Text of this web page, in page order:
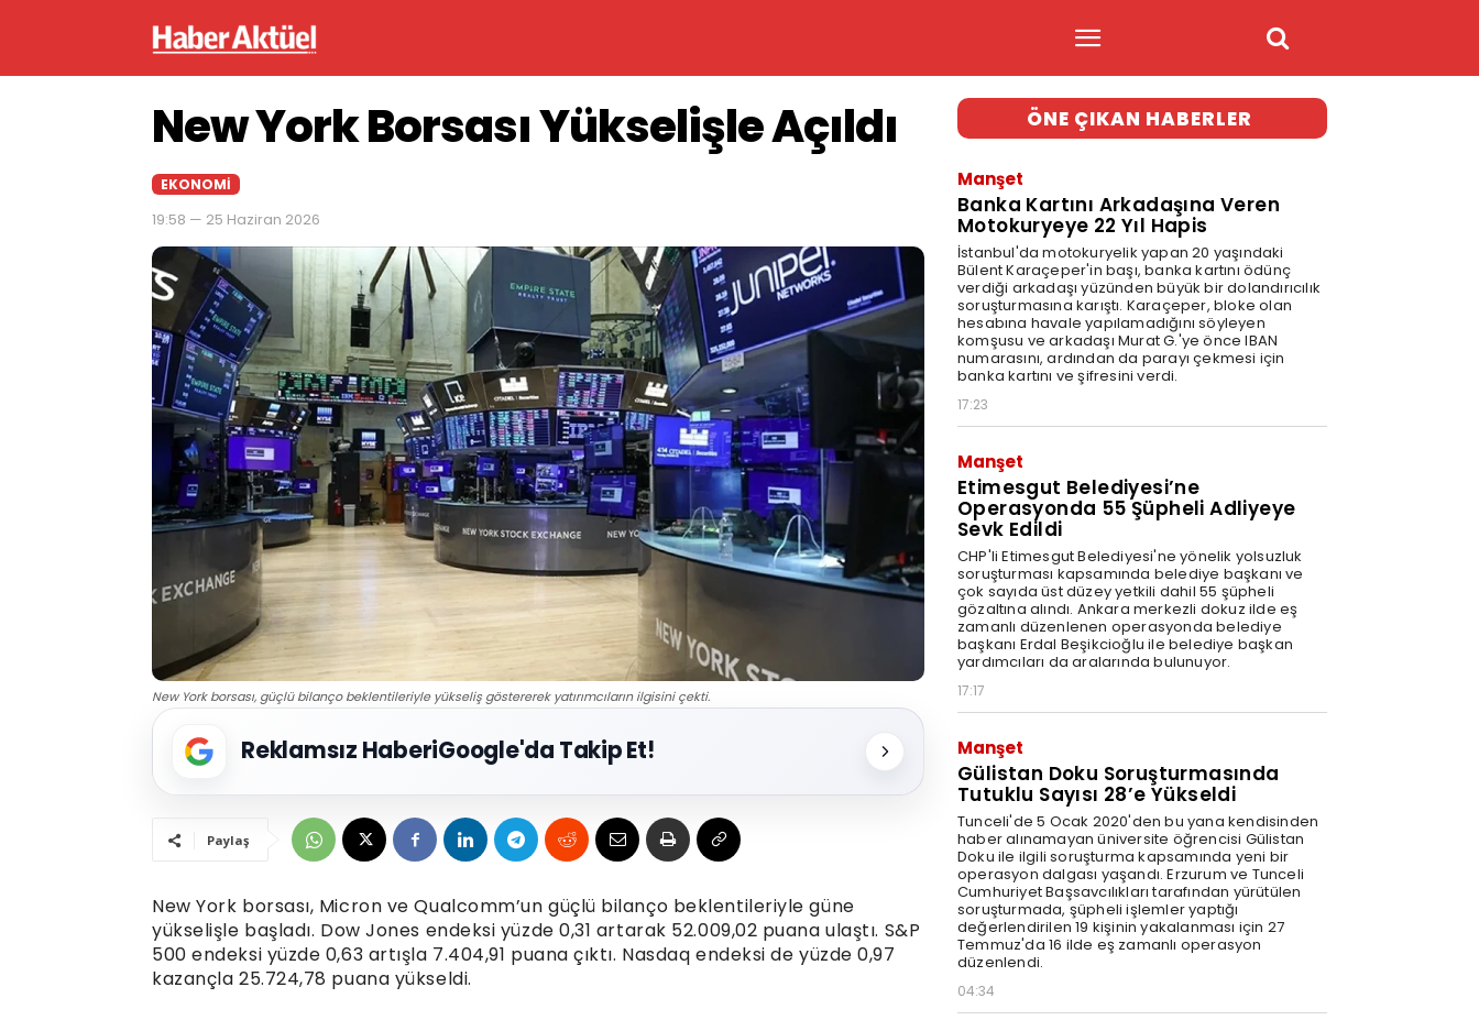
New York Borsası Yükselişle Açıldı
EKONOMI
19:58 — 25 Haziran 2026
New York borsası, güçlü bilanço beklentileriyle yükseliş göstererek yatırımcıların ilgisini çekti.
Reklamsız HaberiGoogle'da Takip Et!
Paylaş
New York borsası, Micron ve Qualcomm’un güçlü bilanço beklentileriyle güne
yükselişle başladı. Dow Jones endeksi yüzde 0,31 artarak 52.009,02 puana ulaştı. S&P
500 endeksi yüzde 0,63 artışla 7.404,91 puana çıktı. Nasdaq endeksi de yüzde 0,97
kazançla 25.724,78 puana yükseldi.
ÖNE ÇIKAN HABERLER
Manşet
Banka Kartını Arkadaşına Veren
Motokuryeye 22 Yıl Hapis
İstanbul'da motokuryelik yapan 20 yaşındaki
Bülent Karaçeper'in başı, banka kartını ödünç
verdiği arkadaşı yüzünden büyük bir dolandırıcılık
soruşturmasına karıştı. Karaçeper, bloke olan
hesabına havale yapılamadığını söyleyen
komşusu ve arkadaşı Murat G.'ye önce IBAN
numarasını, ardından da parayı çekmesi için
banka kartını ve şifresini verdi.
17:23
Manşet
Etimesgut Belediyesi’ne
Operasyonda 55 Şüpheli Adliyeye
Sevk Edildi
CHP'li Etimesgut Belediyesi'ne yönelik yolsuzluk
soruşturması kapsamında belediye başkanı ve
çok sayıda üst düzey yetkili dahil 55 şüpheli
gözaltına alındı. Ankara merkezli dokuz ilde eş
zamanlı düzenlenen operasyonda belediye
başkanı Erdal Beşikcioğlu ile belediye başkan
yardımcıları da aralarında bulunuyor.
17:17
Manşet
Gülistan Doku Soruşturmasında
Tutuklu Sayısı 28’e Yükseldi
Tunceli'de 5 Ocak 2020'den bu yana kendisinden
haber alınamayan üniversite öğrencisi Gülistan
Doku ile ilgili soruşturma kapsamında yeni bir
operasyon dalgası yaşandı. Erzurum ve Tunceli
Cumhuriyet Başsavcılıkları tarafından yürütülen
soruşturmada, şüpheli işlemler yaptığı
değerlendirilen 19 kişinin yakalanması için 27
Temmuz'da 16 ilde eş zamanlı operasyon
düzenlendi.
04:34